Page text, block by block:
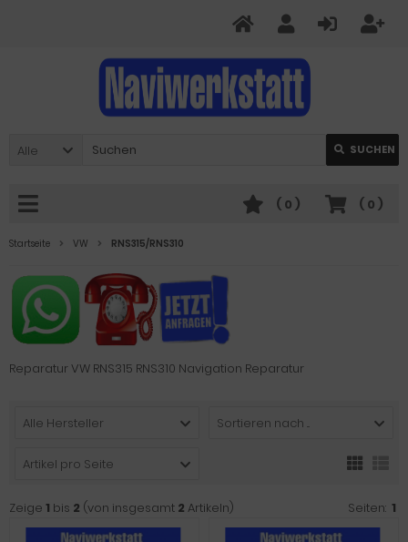
Alle SUCHEN
( 0 )
( 0 )
Startseite VW RNS315/RNS310
Reparatur VW RNS315 RNS310 Navigation Reparatur
Alle Hersteller Sortieren nach ...
Artikel pro Seite
Zeige 1 bis 2 (von insgesamt 2 Artikeln) Seiten: 1